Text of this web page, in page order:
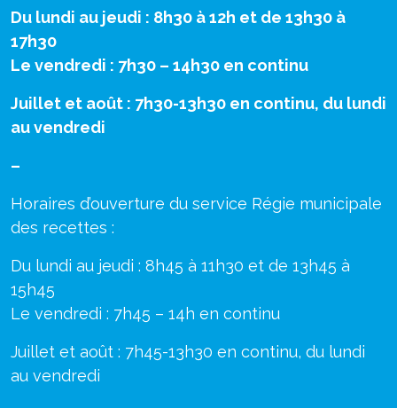
Du lundi au jeudi : 8h30 à 12h et de 13h30 à
17h30
Le vendredi : 7h30 – 14h30 en continu
Juillet et août : 7h30-13h30 en continu, du lundi
au vendredi
–
Horaires d’ouverture du service Régie municipale
des recettes :
Du lundi au jeudi : 8h45 à 11h30 et de 13h45 à
15h45
Le vendredi : 7h45 – 14h en continu
Juillet et août : 7h45-13h30 en continu, du lundi
au vendredi